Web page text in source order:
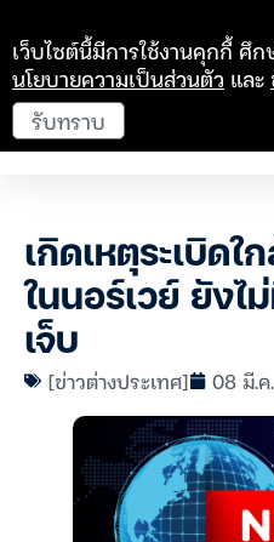
เกิดเหตุระเบิดใ
ในนอร์เวย์ ยังไ
เจ็บ
[ข่าวต่างประเทศ] 08 มี.ค
เว็บไซต์นี้มีการใช้งานคุกกี้ ศึก
นโยบายความเป็นส่วนตัว และ
รับทราบ